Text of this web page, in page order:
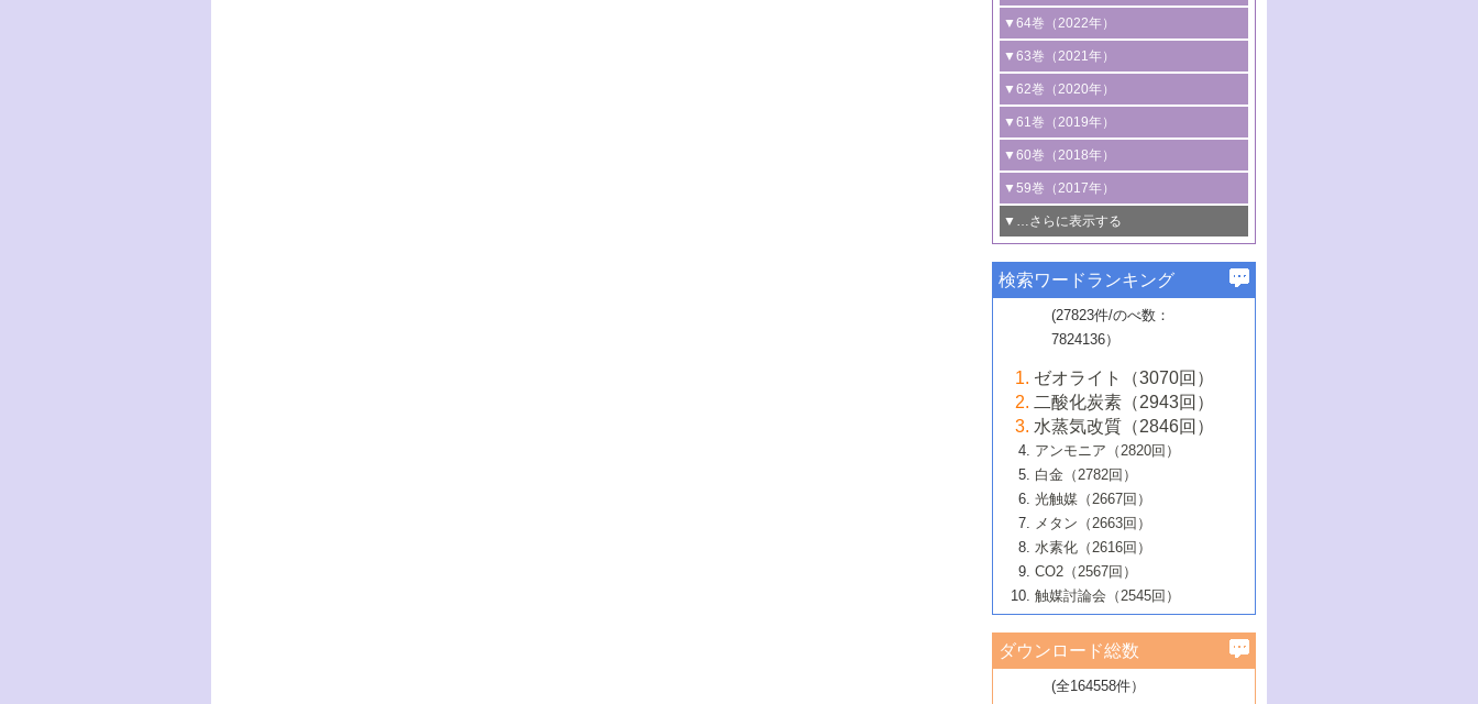
3号 有機分子変換やCO 資源化のための
光触媒に関する最近の研究
B号 第137回触媒討論会（2026年）
2号 水素製造のための水分解技術に関す
る最近の研究
3号 オレフィン系樹脂の精密合成に関す
る最新技術
4号 アルコール類の効率的変換を実現す
る非貴金属触媒の研究動向
5号 ゼオライトの合成と応用における研
究動向
6号 ヘテロ接合界面
B号 第135回触媒討論会（2025年）
2号 規制反応場を活用した固体触媒研究
の新展開
3号 未踏分子変換を目指した酸化触媒プ
ロセスの最前線
4号 シンクロトロン放射光および中性子
線を利用した触媒解析技術の最先端
5号 単原子触媒
6号 参照触媒委員会からのお知らせ
B号 第133回触媒討論会（2023年）
1号 炭素が関わる触媒機能
2号 プラスチックケミカルリサイクルの
ための触媒技術
3号 非酸化物系金属化合物を基盤とした
触媒材料の開発
4号 格子酸素・格子酸素欠陥を利用した
触媒反応
5号 生体触媒によるエネルギー変換反応
6号 窒素とリンの循環のための触媒・機
能性材料
▼64巻（2022年）
1号 合成ガス製造とCOを用いるケミカル
ズ合成の最新動向
2号 化学品合成のための合金触媒開発
3号 CO の排出削減および有効活用のた
めの触媒技術
4号 若手による情報発信企画～とびたて
若き触媒の研究者たち～（1）
若き触媒の研究者たち～（2）
6号 石油のノーブル・ユースを志向した
触媒技術
大学：オンライン・対面開催）
▼63巻（2021年）
1号 金触媒の新展開
2号 ペロブスカイト
3号 特殊反応場を利用した触媒的分子変
換反応
4号 多孔質材料を用いた触媒の新展開
5号 情報学的手法を用いた触媒開発
6号 カーボンニュートラルに向けた電解
技術
B号 第127回触媒討論会（2021年・オン
ライン開催(Zoom)のみ）
▼62巻（2020年）
1号 触媒設計を拓く欠陥構造のキャラク
タリゼーション
2号 機能化学品製造に資するクリーンな
触媒的酸化反応
3号 水処理のための触媒化学
4号 光触媒を用いた水分解の最新の研究
動向
5号 次世代の触媒プロセスを支えるマイ
6号 メタン転換技術の最新動向
B号 第125回触媒討論会（2020年・工学
院大学）
▼61巻（2019年）
1号 物質移動制御に着目した触媒プロセ
ス開発
2号 CO2 フリー水素サプライチェーンに
関わる触媒開発動向
3号 精密高分子合成に関する最近の研究
動向
4号 バイオマス化成品製造のための触媒
5号 固体触媒による含窒素有機化合物変
換の最前線
6号 貴金属使用量低減に向けた自動車排
ガス浄化触媒の開発
B号 第123回触媒討論会（2019年・大阪
▼60巻（2018年）
1号 固体酸触媒の最新の研究動向
2号 二酸化炭素からの有用化学品合成
3号 ナノ粒子・クラスター触媒の最前線
4号 60周年記念企画
5号 進化するゼオライト合成技術
6号 非貴金属系触媒における電気化学的
B号 第121回触媒討論会（2018年・東京
大学）
▼59巻（2017年）
1号 いたるところに，触媒
最先端技術
3号 無機分離膜材料の開発と触媒反応プ
ロセスへの適用
5号 水素のふるまいを解き明かす最先端
研究
6号 低級アルカンの有効利用のための触
媒技術
B号 第119回触媒討論会（2017年・首都
大学東京）
▼…さらに表示する
1号 ユニークな構造の高分子を生み出す触
2号 リグニンからの化成品製造に向けた触
媒技術
3号 触媒研究の最先端～とびたて若き研究
者たち～（1）
4号 触媒研究の最先端～とびたて若き研究
者たち～（2）
5号 触媒研究の最先端～とびたて若き研究
者たち～（3）
6号 イオニクス材料と燃料電池・電解合成
の最新の研究動向
B号 第117回触媒討論会（2016年・大阪府
立大学）
▼57巻（2015年）
1号 水素キャリアにかかわる触媒技術の新
2号 石油精製用触媒の最近の進展
3号 固体酸化物形燃料電池（SOFC）におけ
るアノード触媒上での燃料直接改質技術
4号 コアシェル構造の制御による触媒機能
5号 工業触媒およびその周辺技術の最近の
進歩
6号 ナノシート
B号 第115回触媒討論会（2015年・成蹊大
▼56巻（2014年）
2号 光触媒反応機構に関する最新の研究動
向
開発動向
4号 人工光合成に向けた近年のアプローチ
5号 未利用熱エネルギーの有効活用に貢献
する触媒技術
6号 ポリオキソメタレート
B号 第113回触媒討論会（2014年・ロワジ
ールホテル豊橋）
1号 高耐久性燃料電池システム用触媒にお
ける新展開
2号 リビングラジカル重合の最近の動向
3号 天然ガスの化学工業的展開に関する触
媒技術
4号 貴金属触媒の精密構造制御とその活用
5号 バイオマス化成品製造のための固体触
6号 ナノ空間─吸着状態解析から新機能開拓
B号 第111回触媒討論会（2013年・関西大
▼54巻（2012年）
1号 規則性多孔体の利用技術における最近
の進歩
2号 第109回触媒討論会
3号 貴金属低減技術の最新動向
4号 貴金属代替技術の最新動向
5号 光触媒による物質変換反応の新展開
6号 グラフェン
7号 水素を利用する化成品合成の新潮流
▼53巻（2011年）
1号 金属学から見る合金触媒の新展開
2号 第107回触媒討論会
3号 触媒のその場観察法の進歩（１）
4号 触媒のその場観察法の進歩（２）
5号 不活性結合の触媒的活性化による有機
合成
6号 新しい固体酸触媒技術
7号 ゼオライト合成における最近の進歩
▼52巻（2010年）
1号 触媒の劣化対策と長寿命触媒開発
2号 第105回触媒討論会
3号 ナノ構造が拓く新機能
4号 活性サイトおよびその環境の精密な設
計による触媒の高機能化
5号 触媒を有効に使うための技術
7号 有機分子触媒による精密有機合成
1号 炭素材料－熱い注目を集める材料－
2号 第103回触媒討論会
3号 環境浄化用光触媒の現状と課題
4号 水素社会の実現に向けた水素製造・貯
蔵技術の進歩
5号 CO2が関わる触媒・材料
▼50巻（2008年）
1号 触媒化学と学会のこの10年，半世紀，
そして未来
2号 第101回触媒討論会
4号 錯体を利用したユニークな表面構造の
構築と機能
▼49巻（2007年）
1号 含フッ素化合物の合成と触媒
2号 第99回触媒討論会
3号 実用的ファインケミカル合成プロセス
を実現する触媒
▼48巻（2006年）
1号 固体酸触媒の最近の進歩
2号 第97回触媒討論会
3号 リビング重合触媒の最近の展開
1号 最近の触媒担体とその効果
2号 第95回触媒討論会
▼46巻（2004年）
1号 部分酸化反応触媒の最前線
▼45巻（2003年）
検索ワードランキング
(27823件/のべ数：
7824136）
ゼオライト（3070回）
二酸化炭素（2943回）
水蒸気改質（2846回）
アンモニア（2820回）
白金（2782回）
光触媒（2667回）
メタン（2663回）
水素化（2616回）
CO2（2567回）
触媒討論会（2545回）
ダウンロード総数
(全164558件）